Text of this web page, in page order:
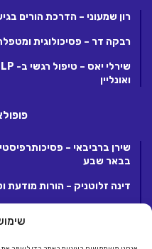
רון שמעוני – הדרכת הורים
רבקה דר – פסיכולוגית
ואונליין
בבאר שבע
דינה זלוטניק – הורות מודעת